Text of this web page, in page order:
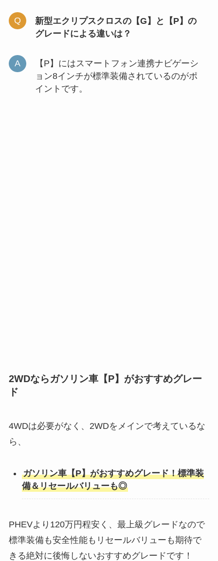
新型エクリプスクロスの【G】と【P】 の
グレードによる違いは？
【P】にはスマートフォン連携ナビゲーシ
ョン8インチが標準装備されているのがポ
イントです。
2WDならガソリン車【P】がおすすめグレー
ド
4WDは必要がなく、2WDをメインで考えているな
ら、
ガソリン車【P】がおすすめグレード！標準装
備＆リセールバリューも◎
PHEVより120万円程安く、最上級グレードなので
標準装備も安全性能もリセールバリューも期待で
きる絶対に後悔しないおすすめグレードです！